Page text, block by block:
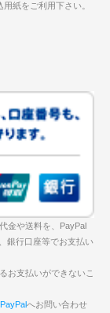
紙をご利用下さい。
金や送料を、PayPal
銀行口座等でお支払い
お支払いができないこ
PayPalへお問い合わせ